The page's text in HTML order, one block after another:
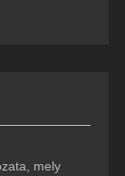
mely